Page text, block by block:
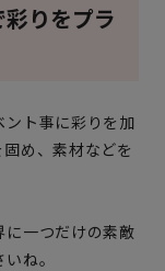
りをプラ
ト事に彩りを加
め、素材などを
に一つだけの素敵
ね。